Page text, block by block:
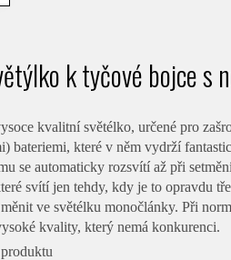
k tyčové bojce s
kvalitní světélko, určené pro
bateriemi, které v něm vydrží
se automaticky rozsvítí až při
svítí jen tehdy, kdy je to opravdu
ve světélku monočlánky. Při
kvality, který nemá konkurenci.